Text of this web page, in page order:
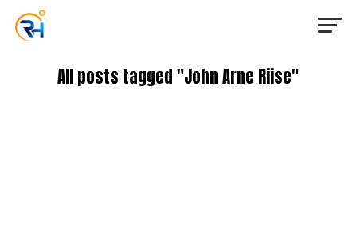
All posts tagged "John Arne Riise"